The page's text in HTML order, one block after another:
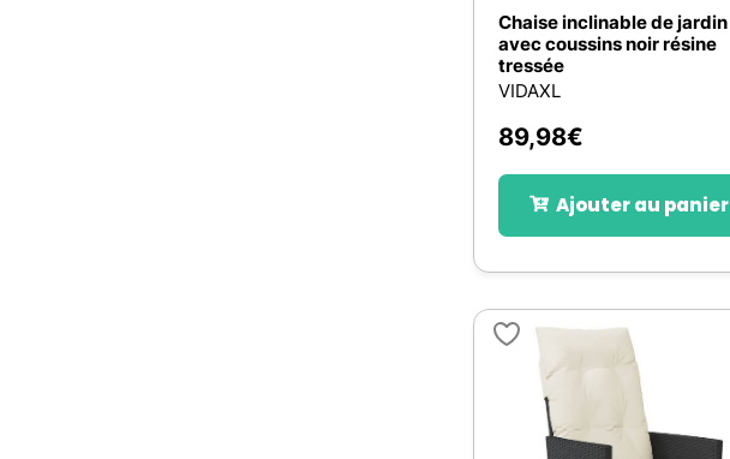
Chaise inclinable de jardin
avec coussins noir résine
tressée
VIDAXL
89,98€
Ajouter au panier